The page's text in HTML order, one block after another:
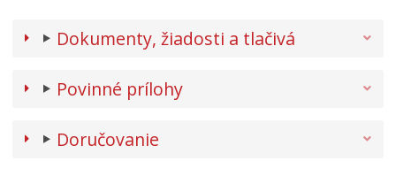
Dokumenty, žiadosti a tlačivá
Povinné prílohy
Doručovanie